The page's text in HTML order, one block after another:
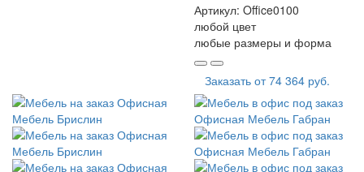
Артикул: Office0100
любой цвет
любые размеры и форма
Заказать от74 364 руб.